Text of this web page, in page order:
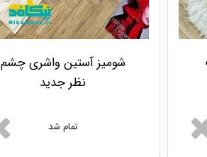
شومیز آستین واشری چشم
نظر جدید
تمام شد